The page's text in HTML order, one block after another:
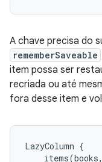
A chave precisa do
rememberSaveable
item possa ser
recriada ou até
fora desse item e
LazyColumn {
items(books,